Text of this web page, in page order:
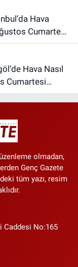
Cumartesi
Cumartesi
olmadan,
Genç Gazete
tüm yazı, resim
Caddesi No:165